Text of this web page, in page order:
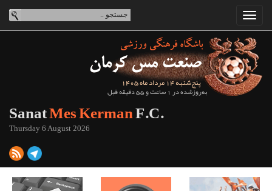
پنج‌شنبه 14 مرداد ماه 1405
به‌روزشده در 1 ساعت و 55 دقیقه قبل
SanatMes KermanF.C.
Thursday 6 August 2026